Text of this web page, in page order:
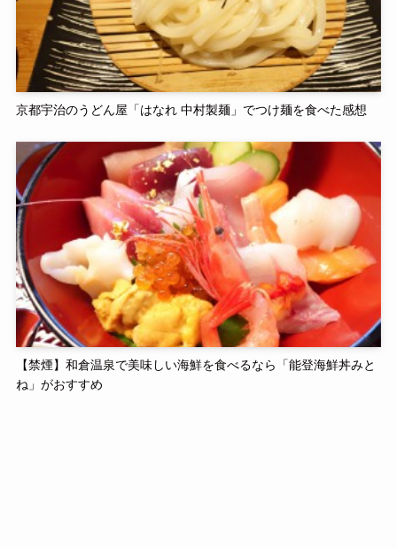
京都宇治のうどん屋「はなれ 中村製麺」でつけ麺を食べた感想
【禁煙】和倉温泉で美味しい海鮮を食べるなら「能登海鮮丼みと
ね」がおすすめ